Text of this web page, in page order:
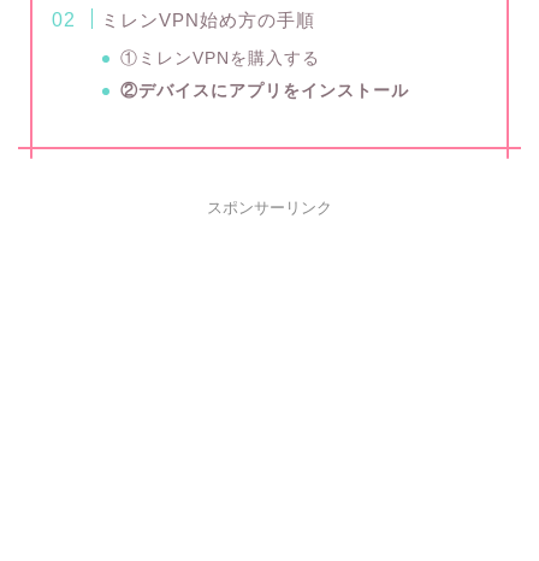
ミレンVPN始め方の手順
①ミレンVPNを購入する
②デバイスにアプリをインストール
スポンサーリンク